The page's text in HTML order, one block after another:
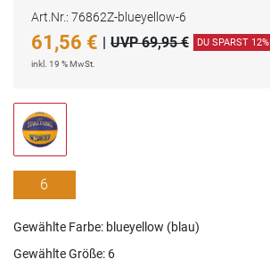
Art.Nr.: 76862Z-blueyellow-6
61,56 € | UVP 69,95 € DU SPARST 12%
inkl. 19 % MwSt.
6
Gewählte Farbe: blueyellow (blau)
Gewählte Größe: 6